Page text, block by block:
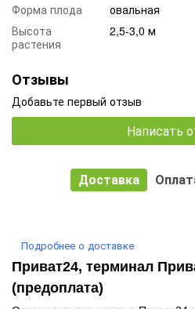
Форма плода
овальная
Высота
растения
2,5-3,0 м
Отзывы
Добавьте первый отзыв
Написать
Доставка
Подробнее о доставке
Приват24, терминал
(предоплата)